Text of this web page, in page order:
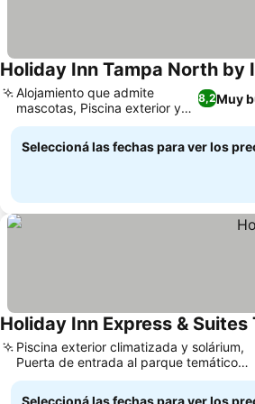
Holiday Inn Tampa North by
8,2Muy
Alojamiento que admite
mascotas, Piscina exterior y
solárium
Seleccioná las fechas para ver los
Holiday Inn Express &
Piscina exterior climatizada y solárium,
Puerta de entrada al parque temático
Busch Gardens
Seleccioná las fechas para ver los